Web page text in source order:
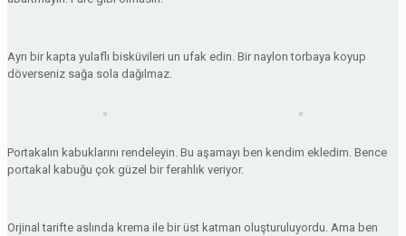
Ayrı bir kapta yulaflı bisküvileri un ufak edin. Bir naylon torbaya koyup
döverseniz sağa sola dağılmaz.
Portakalın kabuklarını rendeleyin. Bu aşamayı ben kendim ekledim. Bence
portakal kabuğu çok güzel bir ferahlık veriyor.
Orjinal tarifte aslında krema ile bir üst katman oluşturuluyordu. Ama ben